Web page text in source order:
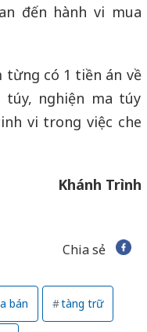
đến hành vi mua
từng có 1 tiền án về
nghiện ma túy
vi trong việc che
Khánh Trình
Chia sẻ
bán tàng trữ